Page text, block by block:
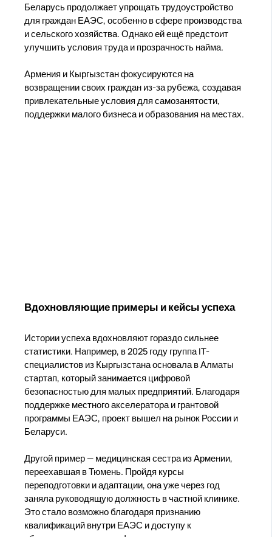
Беларусь продолжает упрощать трудоустройство
для граждан ЕАЭС, особенно в сфере производства
и сельского хозяйства. Однако ей ещё предстоит
улучшить условия труда и прозрачность найма.
Армения и Кыргызстан фокусируются на
возвращении своих граждан из-за рубежа, создавая
привлекательные условия для самозанятости,
поддержки малого бизнеса и образования на местах.
Вдохновляющие примеры и кейсы успеха
Истории успеха вдохновляют гораздо сильнее
статистики. Например, в 2025 году группа IT-
специалистов из Кыргызстана основала в Алматы
стартап, который занимается цифровой
безопасностью для малых предприятий. Благодаря
поддержке местного акселератора и грантовой
программы ЕАЭС, проект вышел на рынок России и
Беларуси.
Другой пример — медицинская сестра из Армении,
переехавшая в Тюмень. Пройдя курсы
переподготовки и адаптации, она уже через год
заняла руководящую должность в частной клинике.
Это стало возможно благодаря признанию
квалификаций внутри ЕАЭС и доступу к